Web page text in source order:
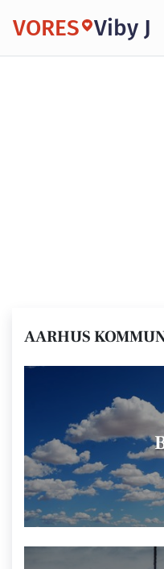
VORES Viby J
AARHUS